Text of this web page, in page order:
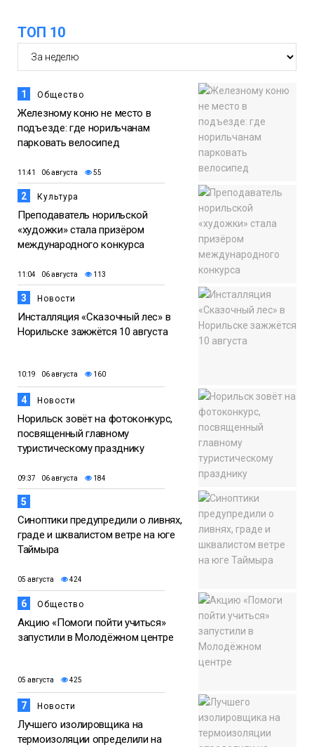
ТОП 10
1 Общество
Железному коню не место в
подъезде: где норильчанам
парковать велосипед
11:41 06 августа 55
2 Культура
Преподаватель норильской
«художки» стала призёром
международного конкурса
11:04 06 августа 113
3 Новости
Инсталляция «Сказочный лес» в
Норильске зажжётся 10 августа
10:19 06 августа 160
4 Новости
Норильск зовёт на фотоконкурс,
посвященный главному
туристическому празднику
09:37 06 августа 184
5
Синоптики предупредили о ливнях,
граде и шквалистом ветре на юге
Таймыра
05 августа 424
6 Общество
Акцию «Помоги пойти учиться»
запустили в Молодёжном центре
05 августа 425
7 Новости
Лучшего изолировщика на
термоизоляции определили на